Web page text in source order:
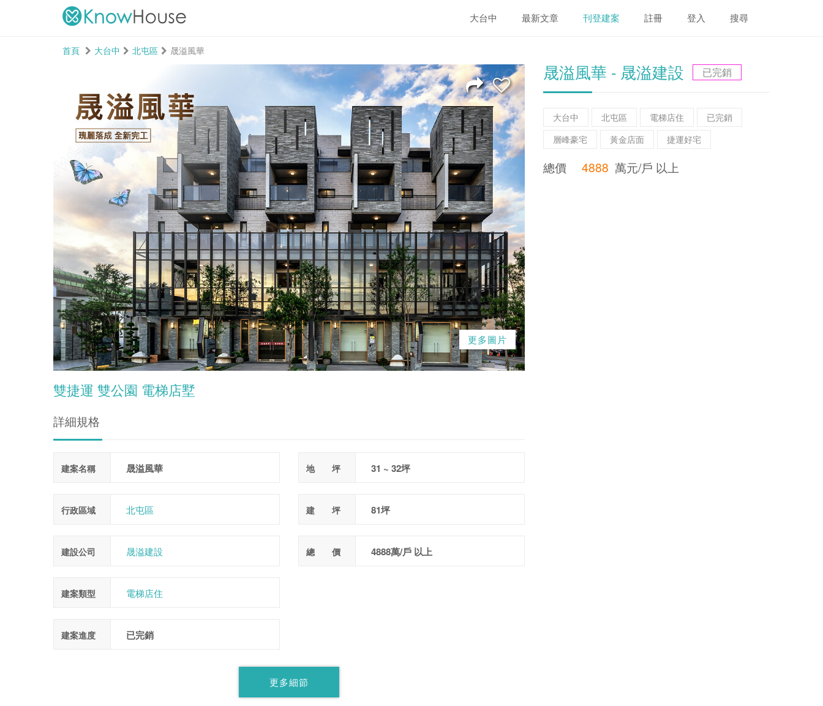
大台中 最新文章 刊登建案 註冊 登入 搜尋
首頁 大台中 北屯區 晟溢風華
更多圖片
雙捷運 雙公園 電梯店墅
詳細規格
建案名稱 晟溢風華
行政區域 北屯區
建設公司 晟溢建設
建案類型 電梯店住
建案進度 已完銷
地 坪 31 ~ 32坪
建 坪 81坪
總 價 4888萬/戶 以上
更多細節
晟溢風華 - 晟溢建設 已完銷
大台中 北屯區 電梯店住
已完銷
層峰豪宅
黃金店面 捷運好宅
總價 4888 萬元/戶 以上